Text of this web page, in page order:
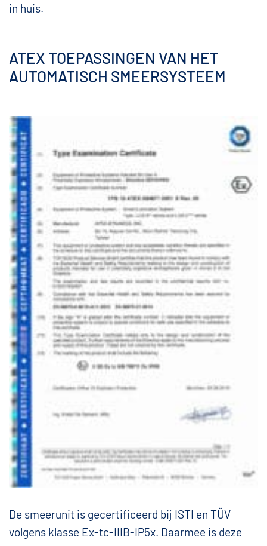
in huis.
ATEX TOEPASSINGEN VAN HET
AUTOMATISCH SMEERSYSTEEM
De smeerunit is gecertificeerd bij ISTI en TÜV
volgens klasse Ex-tc-IIIB-IP5x. Daarmee is deze